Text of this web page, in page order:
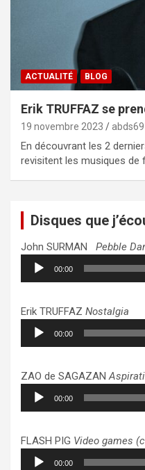
ACTUALITÉ BLOG
Erik TRUFFAZ se
19 novembre 2023 abds69
En découvrant les 2
revisitent les musiques de
Disques que
John SURMAN Pebble
Lecteur
audio
00:00
Erik TRUFFAZ Nostalgia
Lecteur
audio
00:00
ZAO de SAGAZAN
Lecteur
audio
00:00
FLASH PIG Video games
Lecteur
00:00